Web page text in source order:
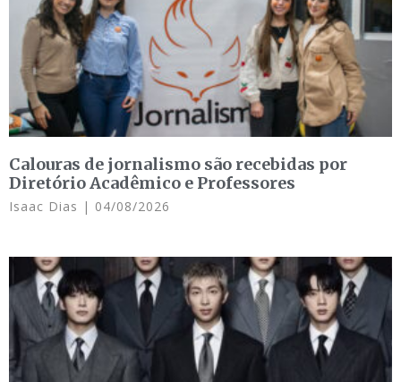
Calouras de jornalismo são recebidas por
Diretório Acadêmico e Professores
Isaac Dias 04/08/2026